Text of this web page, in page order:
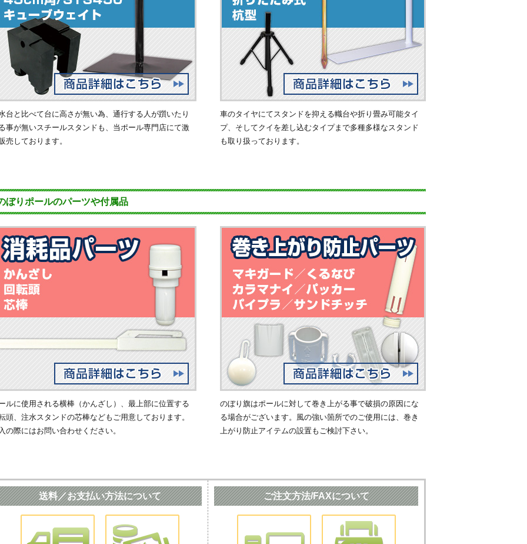
台と比べて台に高さが無い為、通行する人が躓いたり
事が無いスチールスタンドも、当ポール専門店にて激
売しております。
車のタイヤにてスタンドを抑える幟台や折り畳み可能タイ
プ、そしてクイを差し込むタイプまで多種多様なスタンド
も取り扱っております。
ぼりポールのパーツや付属品
ルに使用される横棒（かんざし）、最上部に位置する
頭、注水スタンドの芯棒などもご用意しております。
の際にはお問い合わせください。
のぼり旗はポールに対して巻き上がる事で破損の原因にな
る場合がございます。風の強い箇所でのご使用には、巻き
上がり防止アイテムの設置もご検討下さい。
送料／お支払い方法について ご注文方法/FAXについて